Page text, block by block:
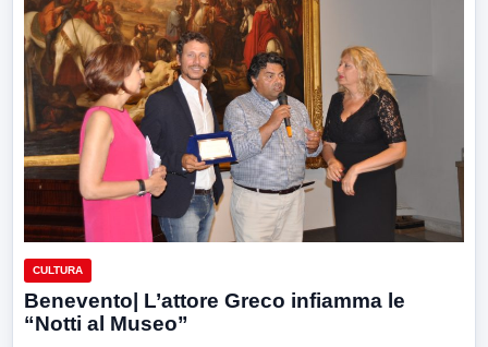
CULTURA
Benevento| L’attore Greco infiamma le
“Notti al Museo”